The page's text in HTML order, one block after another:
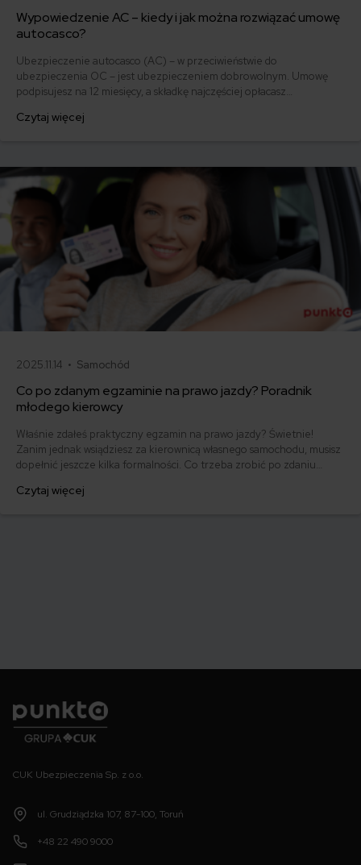
Wypowiedzenie AC – kiedy i jak można rozwiązać umowę
autocasco?
Ubezpieczenie autocasco (AC) – w przeciwieństwie do
ubezpieczenia OC – jest ubezpieczeniem dobrowolnym. Umowę
podpisujesz na 12 miesięcy, a składkę najczęściej opłacasz
ofertę lub zdecydowałeś się sprzedać samochód w trakcie trwania
Czytaj więcej
2025.11.14 • Samochód
Co po zdanym egzaminie na prawo jazdy? Poradnik
młodego kierowcy
Właśnie zdałeś praktyczny egzamin na prawo jazdy? Świetnie!
Zanim jednak wsiądziesz za kierownicą własnego samochodu, musisz
dopełnić jeszcze kilka formalności. Co trzeba zrobić po zdaniu
którym szybko załatwisz sprawy urzędowe i będziesz mógł prowadzić
Czytaj więcej
CUK Ubezpieczenia Sp. z o.o.
ul. Grudziądzka 107, 87-100, Toruń
+48 22 490 9000